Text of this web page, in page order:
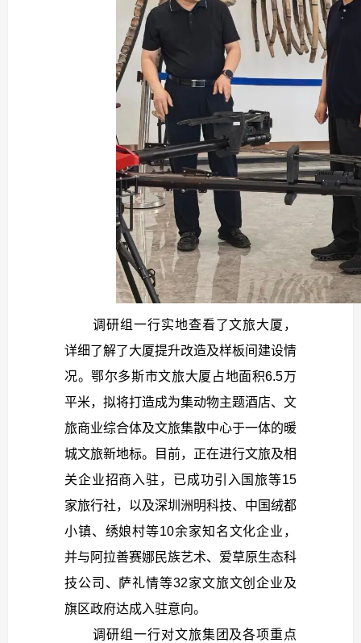
调研组一行实地查看了文旅大厦，
详细了解了大厦提升改造及样板间建设情
况。鄂尔多斯市文旅大厦占地面积6.5万
平米，拟将打造成为集动物主题酒店、文
旅商业综合体及文旅集散中心于一体的暖
城文旅新地标。目前，正在进行文旅及相
关企业招商入驻，已成功引入国旅等15
家旅行社，以及深圳洲明科技、中国绒都
小镇、绣娘村等10余家知名文化企业，
并与阿拉善赛娜民族艺术、爱草原生态科
技公司、萨礼情等32家文旅文创企业及
旗区政府达成入驻意向。
调研组一行对文旅集团及各项重点